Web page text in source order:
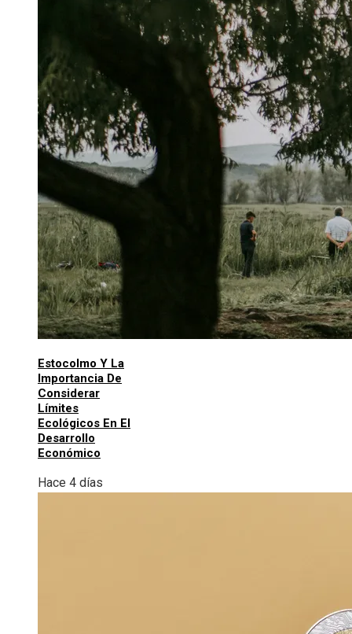
Estocolmo Y La
Importancia De
Considerar
Límites
Ecológicos En El
Desarrollo
Económico
Hace 4 días